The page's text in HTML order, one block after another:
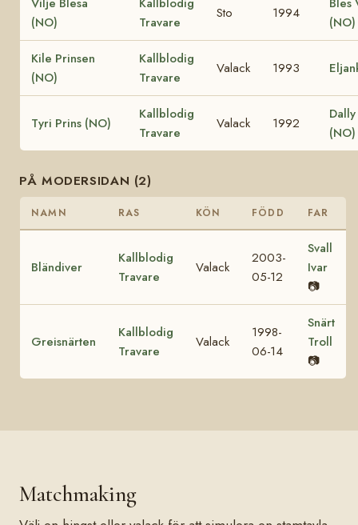
(NO)
Travare
Sto 1994
(NO)
Kile Prinsen
(NO)
Kallblodig
Travare
Valack 1993
Tyri Prins (NO)
Kallblodig
Travare
Valack 1992
(NO)
PÅ MODERSIDAN (2)
NAMN RAS KÖN FÖDD FAR
Bländiver
Kallblodig
Travare
Valack
2003-
05-12
Svall
Ivar
📷
Greisnärten
Kallblodig
Travare
Valack
1998-
06-14
Snärt
Troll
📷
Matchmaking